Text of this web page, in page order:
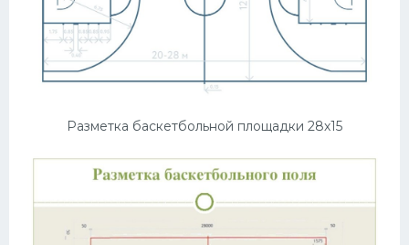
Разметка баскетбольной площадки 28х15